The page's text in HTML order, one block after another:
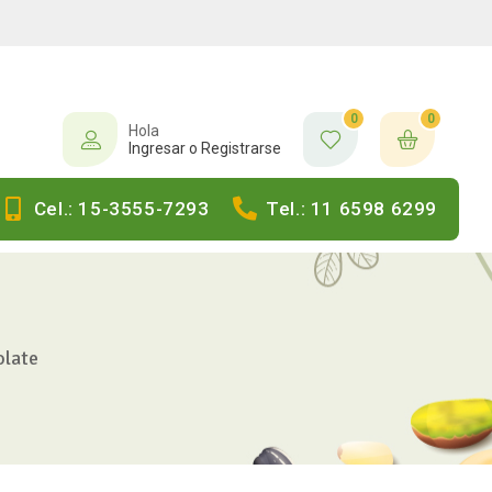
Hola
Ingresar o Registrarse
0 0
Cel.: 15-3555-7293 Tel.: 11 6598 6299